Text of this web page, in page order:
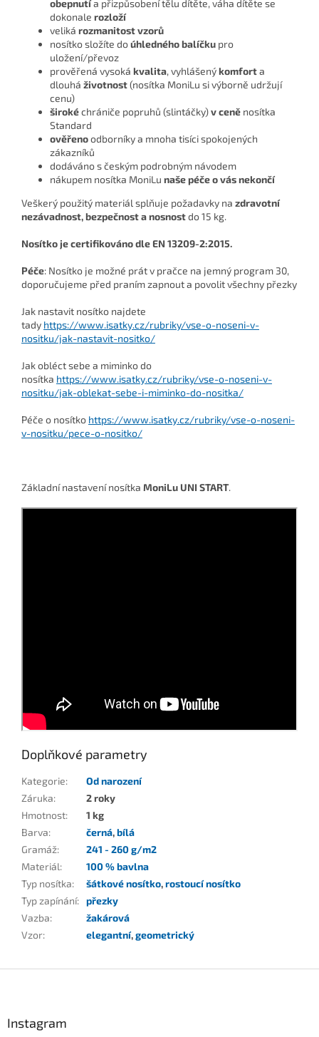
obepnutía přizpůsobení tělu dítěte, váha dítěte se
dokonale rozloží
veliká rozmanitost vzorů
nosítko složíte doúhledného balíčku pro
uložení/převoz
prověřená vysoká kvalita, vyhlášenýkomforta
dlouhá životnost(nosítka MoniLu si výborně udržují
cenu)
širokéchrániče popruhů (slintáčky)v ceně nosítka
Standard
ověřenoodborníky a mnoha tisíci spokojených
zákazníků
dodáváno s českým podrobným návodem
nákupem nosítka MoniLu naše péče o vás nekončí
Veškerý použitý materiál splňuje požadavky na zdravotní
nezávadnost, bezpečnost a nosnostdo 15 kg.
Nosítko je certifikováno dle EN 13209-2:2015.
Péče: Nosítko je možné prát v pračce na jemný program 30,
doporučujeme před praním zapnout a povolit všechny přezky
Jak nastavit nosítko najdete
tady https://www.isatky.cz/rubriky/vse-o-noseni-v-
nositku/jak-nastavit-nositko/
Jak obléct sebe a miminko do
nosítka https://www.isatky.cz/rubriky/vse-o-noseni-v-
nositku/jak-oblekat-sebe-i-miminko-do-nositka/
Péče o nosítko https://www.isatky.cz/rubriky/vse-o-noseni-
v-nositku/pece-o-nositko/
Základní nastavení nosítka MoniLu UNI START.
Doplňkové parametry
Kategorie:
Od narození
Záruka:
2 roky
Hmotnost:
1 kg
Barva: černá,bílá
Gramáž:
241 - 260 g/m2
Materiál:
100 % bavlna
Typ nosítka: šátkové nosítko,rostoucí nosítko
Typ zapínání: přezky
Vazba:
žakárová
Vzor: elegantní,geometrický
Instagram